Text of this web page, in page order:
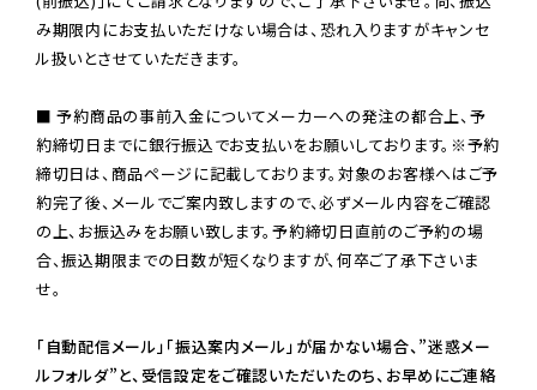
み期限内にお支払いただけない場合は、恐れ入りますがキャンセ
ル扱いとさせていただきます。
■ 予約商品の事前入金についてメーカーへの発注の都合上、予
約締切日までに銀行振込でお支払いをお願いしております。※予約
締切日は、商品ページに記載しております。対象のお客様へはご予
約完了後、メールでご案内致しますので、必ずメール内容をご確認
の上、お振込みをお願い致します。予約締切日直前のご予約の場
合、振込期限までの日数が短くなりますが、何卒ご了承下さいま
せ。
「自動配信メール」「振込案内メール」が届かない場合、”迷惑メー
ルフォルダ”と、受信設定をご確認いただいたのち、お早めにご連絡